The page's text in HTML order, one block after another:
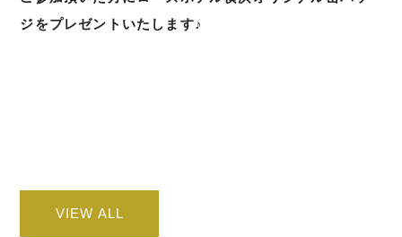
ジをプレゼントいたします♪
VIEW ALL